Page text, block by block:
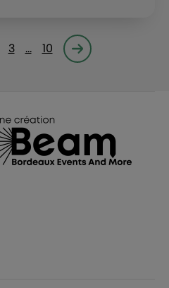
3 … 10 Page suivante<